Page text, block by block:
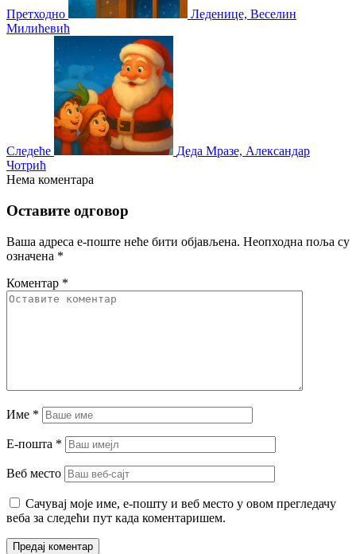
Претходно
Леденице, Веселин
Милићевић
Следеће
Деда Мразе, Александар
Чотрић
Нема коментара
Оставите одговор
Ваша адреса е-поште неће бити објављена. Неопходна поља су
означена *
Коментар *
Име *
Е-пошта *
Веб место
Сачувај моје име, е-пошту и веб место у овом прегледачу
веба за следећи пут када коментаришем.